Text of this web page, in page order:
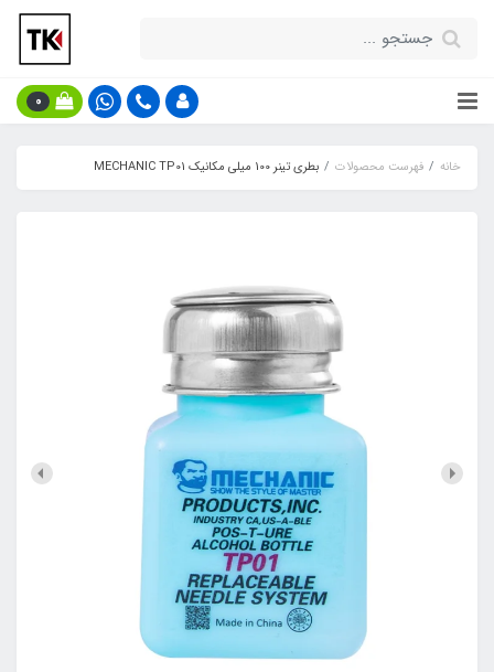
0
خانه فهرست محصولات بطری تینر 100 میلی مکانیک MECHANIC TP01